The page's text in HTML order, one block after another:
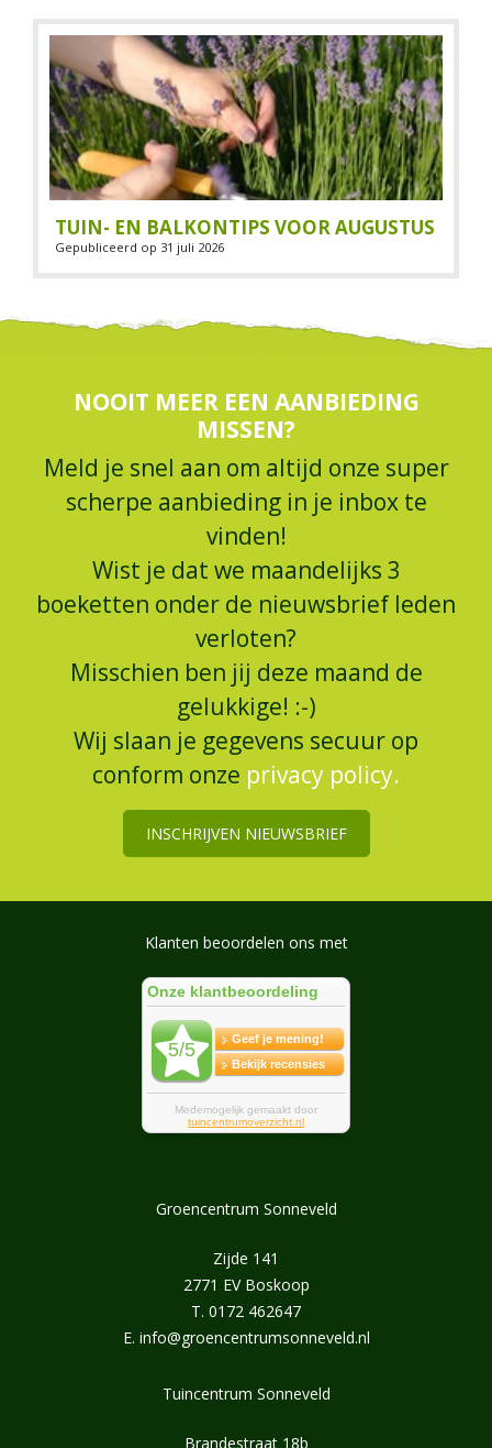
TUIN- EN BALKONTIPS VOOR AUGUSTUS
Gepubliceerd op 31 juli 2026
NOOIT MEER EEN AANBIEDING
MISSEN?
Meld je snel aan om altijd onze super
scherpe aanbieding in je inbox te
vinden!
Wist je dat we maandelijks 3
boeketten onder de nieuwsbrief leden
verloten?
Misschien ben jij deze maand de
gelukkige! :-)
Wij slaan je gegevens secuur op
conform onze privacy policy.
INSCHRIJVEN NIEUWSBRIEF
Klanten beoordelen ons met
Groencentrum Sonneveld
Zijde 141
2771 EV Boskoop
T. 0172 462647
E. info@groencentrumsonneveld.nl
Tuincentrum Sonneveld
Brandestraat 18b